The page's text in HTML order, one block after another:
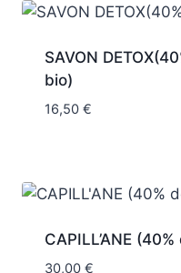
SAVON
bio)
16,50 €
CAPILL’ANE
30,00 €